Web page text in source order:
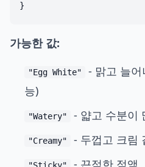
가능한 값:
"Egg White"
- 맑고 늘
능)
"Watery" - 얇고 수분이
"Creamy" - 두껍고 크림
- 끈적한 점액